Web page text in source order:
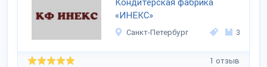
Кондитерская фабрика
«ИНЕКС»
Санкт-Петербург 3
1 отзыв